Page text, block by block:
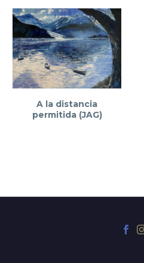
A la distancia
permitida (JAG)